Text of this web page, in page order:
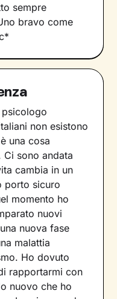
sempre
bravo come
non esistono
una cosa
Ci sono andata
cambia in un
porto sicuro
momento ho
nuovi
nuova fase
malattia
Ho dovuto
rapportarmi con
nuovo che ho